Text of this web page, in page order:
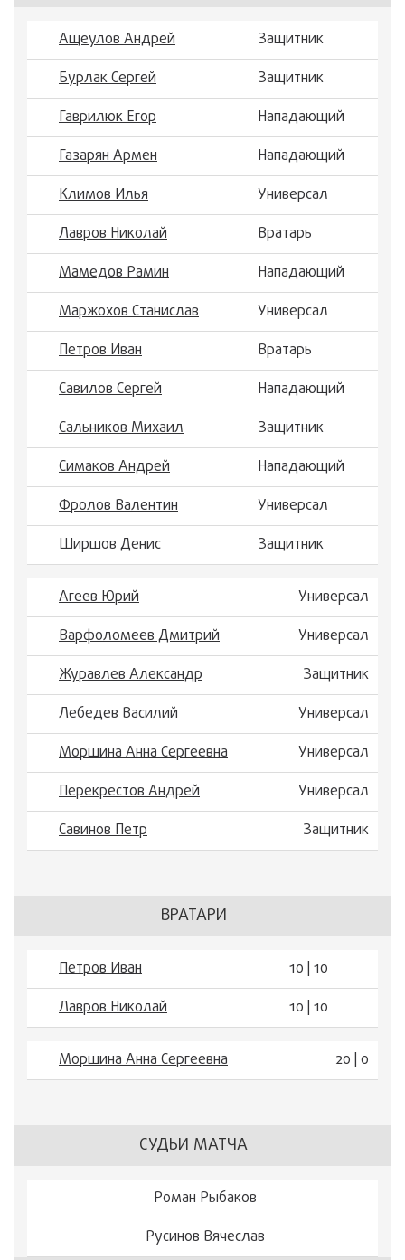
Ащеулов Андрей
Защитник
Бурлак Сергей
Защитник
Гаврилюк Егор
Нападающий
Газарян Армен
Нападающий
Климов Илья
Универсал
Лавров Николай
Вратарь
Мамедов Рамин
Нападающий
Маржохов Станислав
Универсал
Петров Иван
Вратарь
Савилов Сергей
Нападающий
Сальников Михаил
Защитник
Симаков Андрей
Нападающий
Фролов Валентин
Универсал
Ширшов Денис
Защитник
Агеев Юрий
Универсал
Варфоломеев Дмитрий
Универсал
Журавлев Александр
Защитник
Лебедев Василий
Универсал
Моршина Анна Сергеевна
Универсал
Перекрестов Андрей
Универсал
Савинов Петр
Защитник
ВРАТАРИ
Петров Иван
10 | 10
Лавров Николай
10 | 10
Моршина Анна Сергеевна 20 | 0
СУДЬИ МАТЧА
Роман Рыбаков
Русинов Вячеслав